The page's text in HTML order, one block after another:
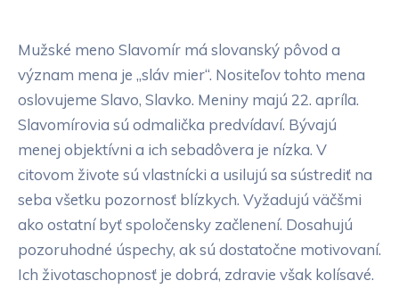
Mužské meno Slavomír má slovanský pôvod a
význam mena je „sláv mier“. Nositeľov tohto mena
oslovujeme Slavo, Slavko. Meniny majú 22. apríla.
Slavomírovia sú odmalička predvídaví. Bývajú
menej objektívni a ich sebadôvera je nízka. V
citovom živote sú vlastnícki a usilujú sa sústrediť na
seba všetku pozornosť blízkych. Vyžadujú väčšmi
ako ostatní byť spoločensky začlenení. Dosahujú
pozoruhodné úspechy, ak sú dostatočne motivovaní.
Ich životaschopnosť je dobrá, zdravie však kolísavé.